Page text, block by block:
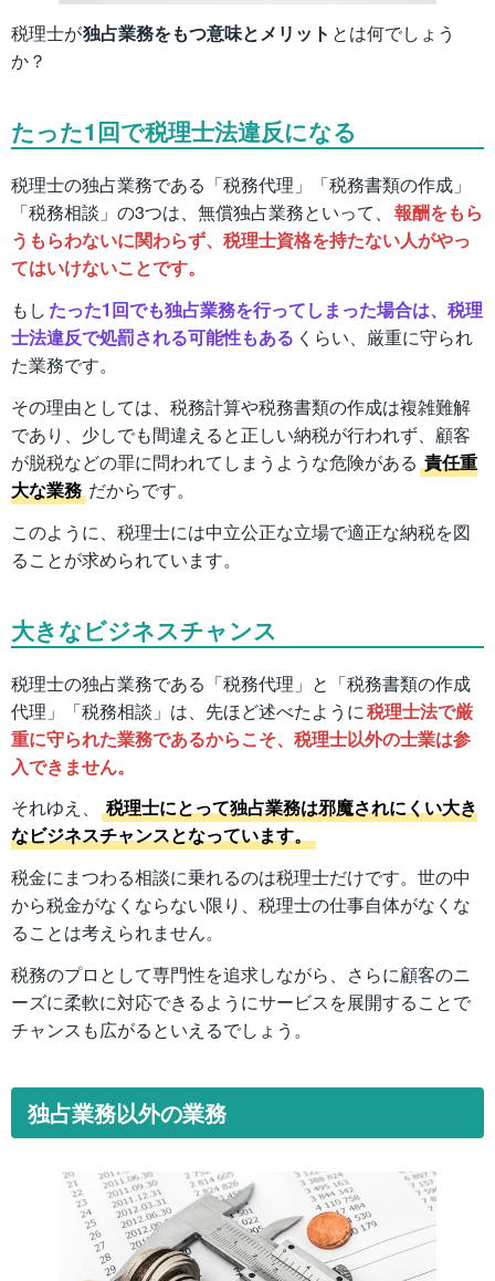
税理士が独占業務をもつ意味とメリット とは何でしょう
か？
たった1回で税理士法違反になる
税理士の独占業務である「税務代理」「税務書類の作成」
「税務相談」の3つは、無償独占業務といって、 報酬をもら
うもらわないに関わらず、税理士資格を持たない人がやっ
てはいけないことです。
もし たった1回でも独占業務を行ってしまった場合は、税理
士法違反で処罰される可能性もある くらい、厳重に守られ
た業務です。
その理由としては、税務計算や税務書類の作成は複雑難解
であり、少しでも間違えると正しい納税が行われず、顧客
が脱税などの罪に問われてしまうような危険がある 責任重
大な業務 だからです。
このように、税理士には中立公正な立場で適正な納税を図
ることが求められています。
大きなビジネスチャンス
税理士の独占業務である「税務代理」と「税務書類の作成
代理」「税務相談」は、先ほど述べたように税理士法で厳
重に守られた業務であるからこそ、税理士以外の士業は参
入できません。
それゆえ、
税理士にとって独占業務は邪魔されにくい大き
なビジネスチャンスとなっています。
税金にまつわる相談に乗れるのは税理士だけです。世の中
から税金がなくならない限り、税理士の仕事自体がなくな
ることは考えられません。
税務のプロとして専門性を追求しながら、さらに顧客のニ
ーズに柔軟に対応できるようにサービスを展開することで
チャンスも広がるといえるでしょう。
独占業務以外の業務